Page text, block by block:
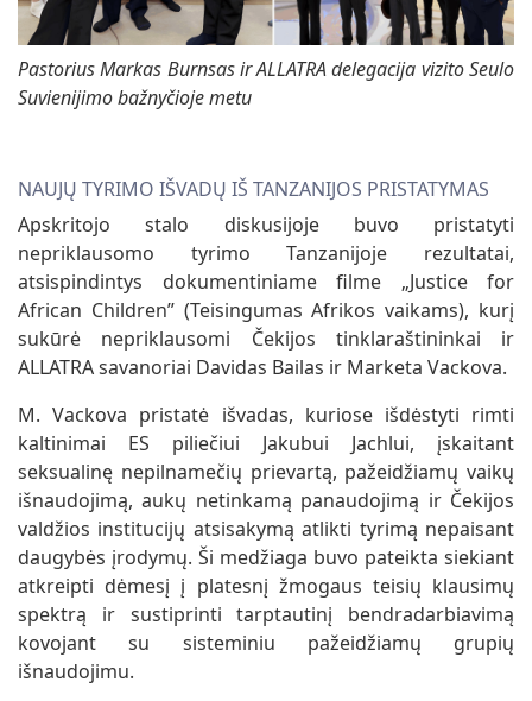
Pastorius Markas Burnsas ir ALLATRA delegacija vizito Seulo
Suvienijimo bažnyčioje metu
NAUJŲ TYRIMO IŠVADŲ IŠ TANZANIJOS PRISTATYMAS
Apskritojo stalo diskusijoje buvo pristatyti
nepriklausomo tyrimo Tanzanijoje rezultatai,
atsispindintys dokumentiniame filme „Justice for
African Children” (Teisingumas Afrikos vaikams), kurį
sukūrė nepriklausomi Čekijos tinklaraštininkai ir
ALLATRA savanoriai Davidas Bailas ir Marketa Vackova.
M. Vackova pristatė išvadas, kuriose išdėstyti rimti
kaltinimai ES piliečiui Jakubui Jachlui, įskaitant
seksualinę nepilnamečių prievartą, pažeidžiamų vaikų
išnaudojimą, aukų netinkamą panaudojimą ir Čekijos
valdžios institucijų atsisakymą atlikti tyrimą nepaisant
daugybės įrodymų. Ši medžiaga buvo pateikta siekiant
atkreipti dėmesį į platesnį žmogaus teisių klausimų
spektrą ir sustiprinti tarptautinį bendradarbiavimą
kovojant su sisteminiu pažeidžiamų grupių
išnaudojimu.